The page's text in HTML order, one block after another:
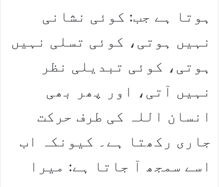
ہوتا ہے جب: کوئی نشانی
نہیں ہوتی، کوئی تسلی نہیں
ہوتی، کوئی تبدیلی نظر
نہیں آتی، اور پھر بھی
انسان اللہ کی طرف حرکت
جاری رکھتا ہے۔ کیونکہ اب
اسے سمجھ آ جاتا ہے: میرا